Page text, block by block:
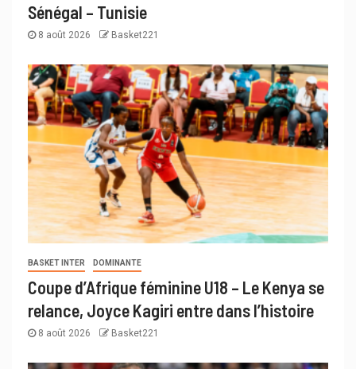
Sénégal – Tunisie
8 août 2026 Basket221
BASKET INTER DOMINANTE
Coupe d’Afrique féminine U18 – Le Kenya se
relance, Joyce Kagiri entre dans l’histoire
8 août 2026 Basket221